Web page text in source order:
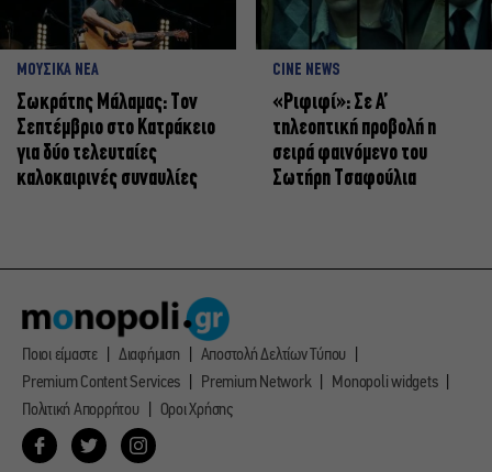
ΜΟΥΣΙΚΑ ΝΕΑ
Σωκράτης Μάλαμας: Τον
Σεπτέμβριο στο Κατράκειο
για δύο τελευταίες
καλοκαιρινές συναυλίες
CINE NEWS
«Ριφιφί»: Σε Α’
τηλεοπτική προβολή η
σειρά φαινόμενο του
Σωτήρη Τσαφούλια
Ποιοι είμαστε Διαφήμιση
Αποστολή Δελτίων Τύπου
Premium Content Services
Premium Network
Monopoli widgets
Πολιτική Απορρήτου
Οροι Χρήσης